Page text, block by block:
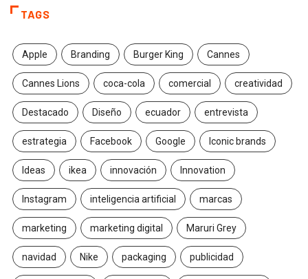
TAGS
Apple Branding Burger King Cannes
Cannes Lions coca-cola comercial creatividad
Destacado Diseño ecuador entrevista
estrategia Facebook Google Iconic brands
Ideas ikea innovación Innovation
Instagram inteligencia artificial marcas
marketing marketing digital Maruri Grey
navidad Nike packaging publicidad